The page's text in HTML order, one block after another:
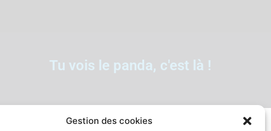
Gestion des cookies
Tu vois le panda, c'est là !